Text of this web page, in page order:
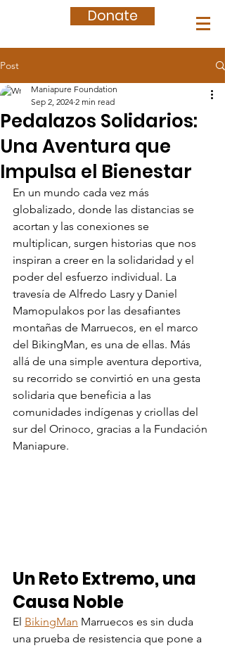
Donate
Post
Pedalazos Solidarios:
Una Aventura que
Impulsa el Bienestar
Maniapure Foundation
Sep 2, 2024 2 min read
En un mundo cada vez más
globalizado, donde las distancias se
acortan y las conexiones se
multiplican, surgen historias que nos
inspiran a creer en la solidaridad y el
poder del esfuerzo individual. La
travesía de Alfredo Lasry y Daniel
Mamopulakos por las desafiantes
montañas de Marruecos, en el marco
del BikingMan, es una de ellas. Más
allá de una simple aventura deportiva,
su recorrido se convirtió en una gesta
solidaria que beneficia a las
comunidades indígenas y criollas del
sur del Orinoco, gracias a la Fundación
Maniapure.
Un Reto Extremo, una
Causa Noble
El BikingMan Marruecos es sin duda
una prueba de resistencia que pone a